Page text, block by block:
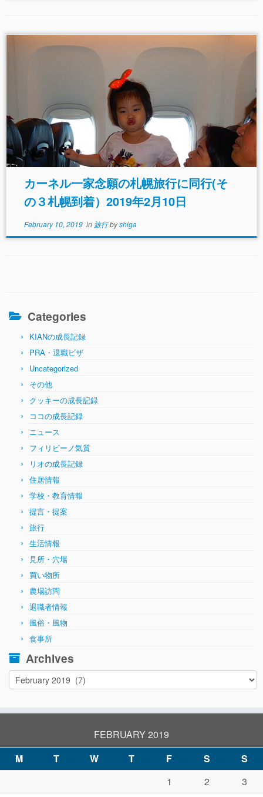
カーネル一家念願の札幌旅行に同行(そ
の３札幌到着）2019年2月10日
February 10, 2019in 旅行byshiga
Categories
KIANの成長記録
PRA・退職ビザ
Uncategorized
その他
クッキーの成長記録
ココの成長記録
ニュース
フィリピーノ気質
リオの成長記録
住居情報
学校・教育情報
提言・提案
旅行
生活情報
見所・穴場
買い物所
農場訪問
退職者情報
風俗・風物
食事所
Archives
Archives
FEBRUARY 2019
M
T W T F S
S
1
2
3